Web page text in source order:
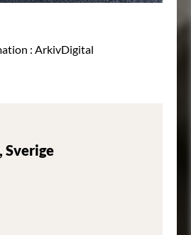
: ArkivDigital
Sverige